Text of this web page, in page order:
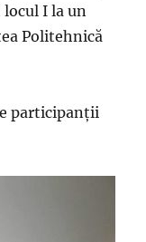
I la un
Politehnică
participanții